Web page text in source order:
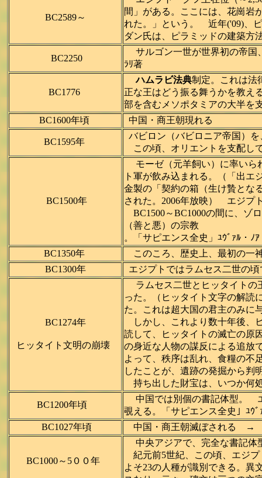
BC2589～
間」がある。ここには、花崗岩
れた。」という。 近年('09)、
ダン氏は、ピラミッドの建築方
BC2250
サルゴン一世が世界初の帝国
ﾗﾘ著
BC1776
ハムラビ法典制定。これは法
正な王はどう振る舞うかを教え
部を含むメソポタミアの大半を
BC1600年頃
中国・商王朝現れる
BC1595年
バビロン（バビロニア帝国）
この頃、オリエントを支配し
BC1500年
モーゼ（元羊飼い）に率いら
ト軍が飲み込まれる。（「出
金製の「契約の箱（生け贄とな
された。2006年放映） エジプ
BC1500～BC1000の間に、ゾ
（善と悪）の宗教
。「サピエンス全史」ﾕｳﾞｧﾙ・ﾉｱ
BC1350年
このころ、歴史上、最初の一
BC1300年
エジプトではラムセス二世の
BC1274年
ヒッタイト文明の崩壊
ラムセス二世とヒッタイトの
った。（ヒッタイト文字の解読
た。これは超大国の君主のみに
しかし、これより数十年後、
読して、ヒッタイトの滅亡の原
の身近な人物の謀反による追放
よって、秩序は乱れ、食糧の不
したことが、遺跡の発掘から判
持ち出した財宝は、いつか何
BC1200年頃
中国では別個の書記体型。
覗える。「サピエンス全史」ﾕｳﾞ
BC1027年頃
中国・商王朝滅ぼされる
BC1000～5００年
中央アジアで、完全な書記体
紀元前5世紀、この頃、エジ
よそ23の人種が識別できる。異